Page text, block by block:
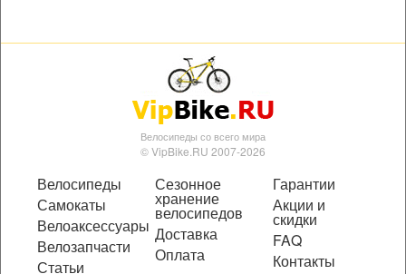
Велосипеды со всего мира
© VipBike.RU 2007-2026
Велосипеды
Самокаты
Велоаксессуары
Велозапчасти
Статьи
Сезонное
хранение
велосипедов
Доставка
Оплата
Гарантии
Акции и
скидки
FAQ
Контакты